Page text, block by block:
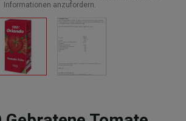
Informationen anzufordern.